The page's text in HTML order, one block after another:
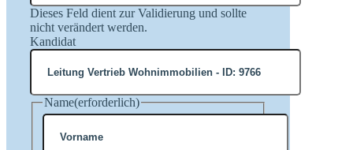
Dieses Feld dient zur Validierung und sollte
nicht verändert werden.
Kandidat
Name(erforderlich)